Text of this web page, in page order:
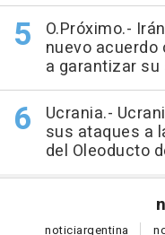
O.Próximo.-
nuevo acuerdo
a garantizar
Ucrania.-
sus ataques a
del Oleoducto
noticiargentina